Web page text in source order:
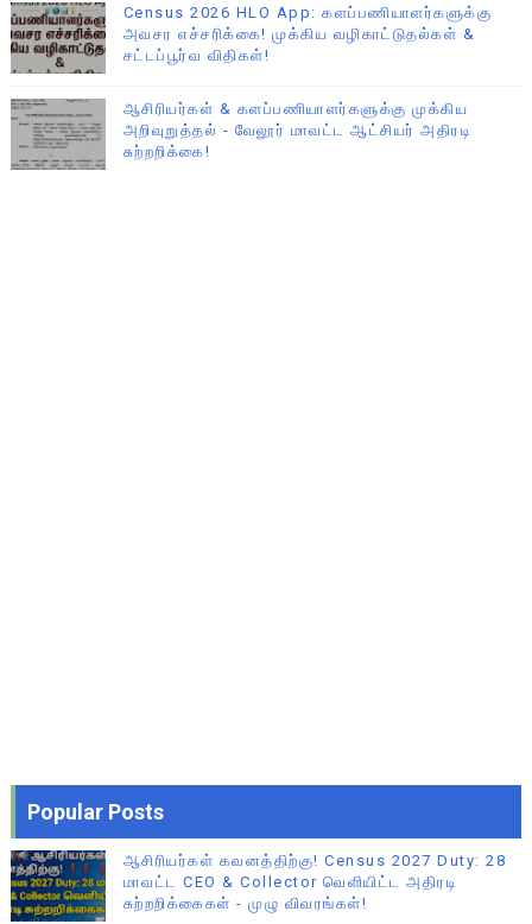
Census 2026 HLO App: களப்பணியாளர்களுக்கு
அவசர எச்சரிக்கை! முக்கிய வழிகாட்டுதல்கள் &
சட்டப்பூர்வ விதிகள்!
ஆசிரியர்கள் & களப்பணியாளர்களுக்கு முக்கிய
அறிவுறுத்தல் - வேலூர் மாவட்ட ஆட்சியர் அதிரடி
சுற்றறிக்கை!
Popular Posts
ஆசிரியர்கள் கவனத்திற்கு! Census 2027 Duty: 28
மாவட்ட CEO & Collector வெளியிட்ட அதிரடி
சுற்றறிக்கைகள் - முழு விவரங்கள்!